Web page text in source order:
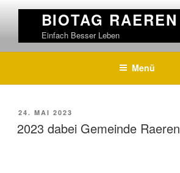
Weiter
BIOTAG RAEREN
Einfach Besser Leben
Menü
VERÖFFENTLICHT
AM
24. MAI 2023
2023 dabei Gemeinde Raeren